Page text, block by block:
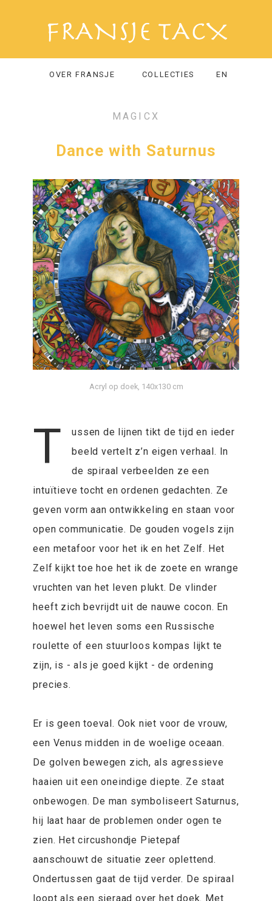
OVER FRANSJE COLLECTIES EN
MAGICX
Dance with Saturnus
Acryl op doek, 140x130 cm
T
ussen de lijnen tikt de tijd en ieder
beeld vertelt z’n eigen verhaal. In
de spiraal verbeelden ze een
intuïtieve tocht en ordenen gedachten. Ze
geven vorm aan ontwikkeling en staan voor
open communicatie. De gouden vogels zijn
een metafoor voor het ik en het Zelf. Het
Zelf kijkt toe hoe het ik de zoete en wrange
vruchten van het leven plukt. De vlinder
heeft zich bevrijdt uit de nauwe cocon. En
hoewel het leven soms een Russische
roulette of een stuurloos kompas lijkt te
zijn, is - als je goed kijkt - de ordening
precies.
Er is geen toeval. Ook niet voor de vrouw,
een Venus midden in de woelige oceaan.
De golven bewegen zich, als agressieve
haaien uit een oneindige diepte. Ze staat
onbewogen. De man symboliseert Saturnus,
hij laat haar de problemen onder ogen te
zien. Het circushondje Pietepaf
aanschouwt de situatie zeer oplettend.
Ondertussen gaat de tijd verder. De spiraal
loopt als een sieraad over het doek. Met